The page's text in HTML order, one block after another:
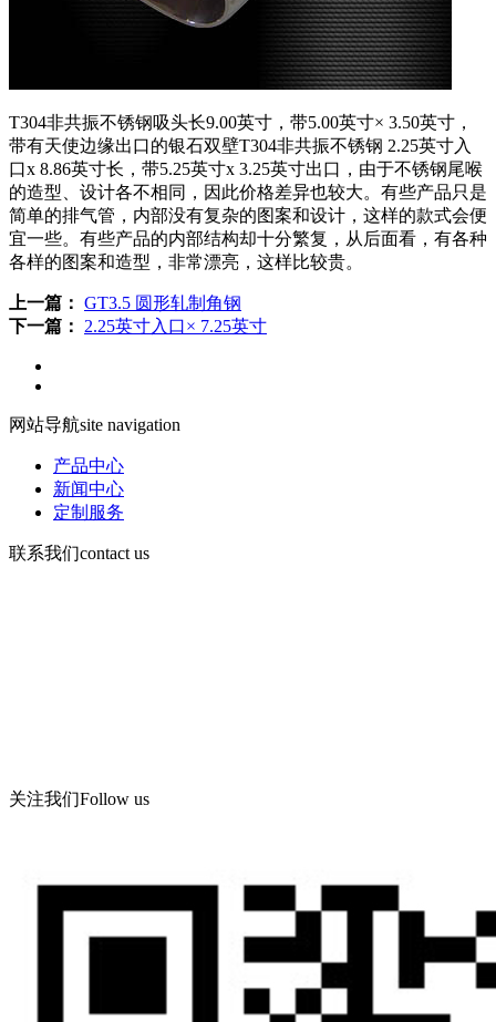
T304非共振不锈钢吸头长9.00英寸，带5.00英寸× 3.50英寸，
带有天使边缘出口的银石双壁T304非共振不锈钢 2.25英寸入
口x 8.86英寸长，带5.25英寸x 3.25英寸出口，由于不锈钢尾喉
的造型、设计各不相同，因此价格差异也较大。有些产品只是
简单的排气管，内部没有复杂的图案和设计，这样的款式会便
宜一些。有些产品的内部结构却十分繁复，从后面看，有各种
各样的图案和造型，非常漂亮，这样比较贵。
上一篇： GT3.5 圆形轧制角钢
下一篇：
2.25英寸入口× 7.25英寸
网站导航site navigation
产品中心
新闻中心
定制服务
联系我们contact us
关注我们Follow us